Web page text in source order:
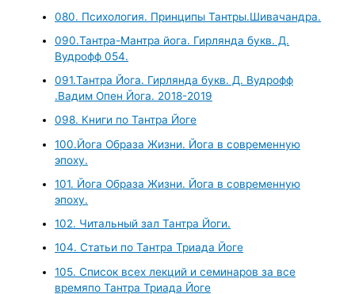
080. Психология. Принципы Тантры.Шивачандра.
090.Тантра-Мантра йога. Гирлянда букв. Д.
Вудрофф 054.
091.Тантра Йога. Гирлянда букв. Д. Вудрофф
.Вадим Опен Йога. 2018-2019
098. Книги по Тантра Йоге
100.Йога Образа Жизни. Йога в современную
эпоху.
101. Йога Образа Жизни. Йога в современную
эпоху.
102. Читальный зал Тантра Йоги.
104. Статьи по Тантра Триада Йоге
105. Список всех лекций и семинаров за все
времяпо Тантра Триада Йоге